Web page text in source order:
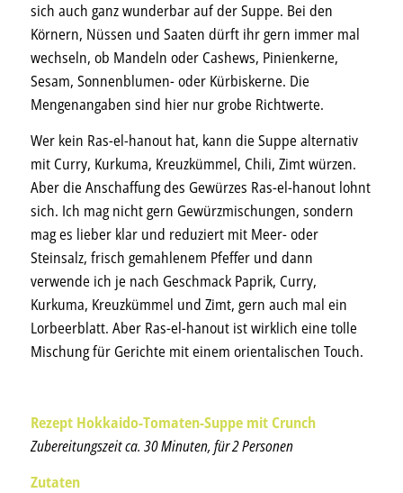
sich auch ganz wunderbar auf der Suppe. Bei den
Körnern, Nüssen und Saaten dürft ihr gern immer mal
wechseln, ob Mandeln oder Cashews, Pinienkerne,
Sesam, Sonnenblumen- oder Kürbiskerne. Die
Mengenangaben sind hier nur grobe Richtwerte.
Wer kein Ras-el-hanout hat, kann die Suppe alternativ
mit Curry, Kurkuma, Kreuzkümmel, Chili, Zimt würzen.
Aber die Anschaffung des Gewürzes Ras-el-hanout lohnt
sich. Ich mag nicht gern Gewürzmischungen, sondern
mag es lieber klar und reduziert mit Meer- oder
Steinsalz, frisch gemahlenem Pfeffer und dann
verwende ich je nach Geschmack Paprik, Curry,
Kurkuma, Kreuzkümmel und Zimt, gern auch mal ein
Lorbeerblatt. Aber Ras-el-hanout ist wirklich eine tolle
Mischung für Gerichte mit einem orientalischen Touch.
RezeptHokkaido-Tomaten-Suppe mit Crunch
Zubereitungszeit ca. 30 Minuten, für 2 Personen
Zutaten